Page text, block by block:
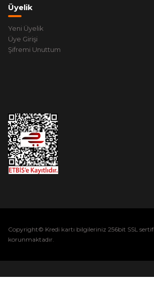
Tertemiz ürün kutusuz olarak istediğim gibi geldi
Yorum Yaz
Üyelik
Yeni Üyelik
Üye Girişi
Şifremi Unuttum
Copyright© Kredi kartı bilgileriniz 256bit SSL
korunmaktadır.